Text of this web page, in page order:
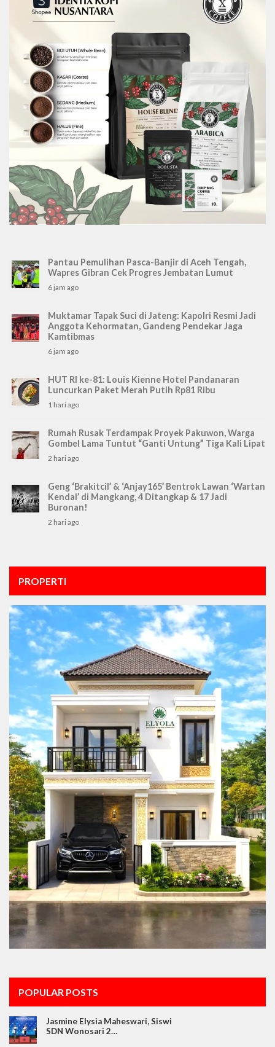
Pantau Pemulihan Pasca-Banjir di Aceh Tengah,
Wapres Gibran Cek Progres Jembatan Lumut
6 jam ago
Muktamar Tapak Suci di Jateng: Kapolri Resmi Jadi
Anggota Kehormatan, Gandeng Pendekar Jaga
Kamtibmas
6 jam ago
HUT RI ke-81: Louis Kienne Hotel Pandanaran
Luncurkan Paket Merah Putih Rp81 Ribu
1 hari ago
Rumah Rusak Terdampak Proyek Pakuwon, Warga
Gombel Lama Tuntut “Ganti Untung” Tiga Kali Lipat
2 hari ago
Geng ‘Brakitcil’ & ‘Anjay165’ Bentrok Lawan ‘Wartan
Kendal’ di Mangkang, 4 Ditangkap & 17 Jadi
Buronan!
2 hari ago
PROPERTI
POPULAR POSTS
Jasmine Elysia Maheswari, Siswi
SDN Wonosari 2…